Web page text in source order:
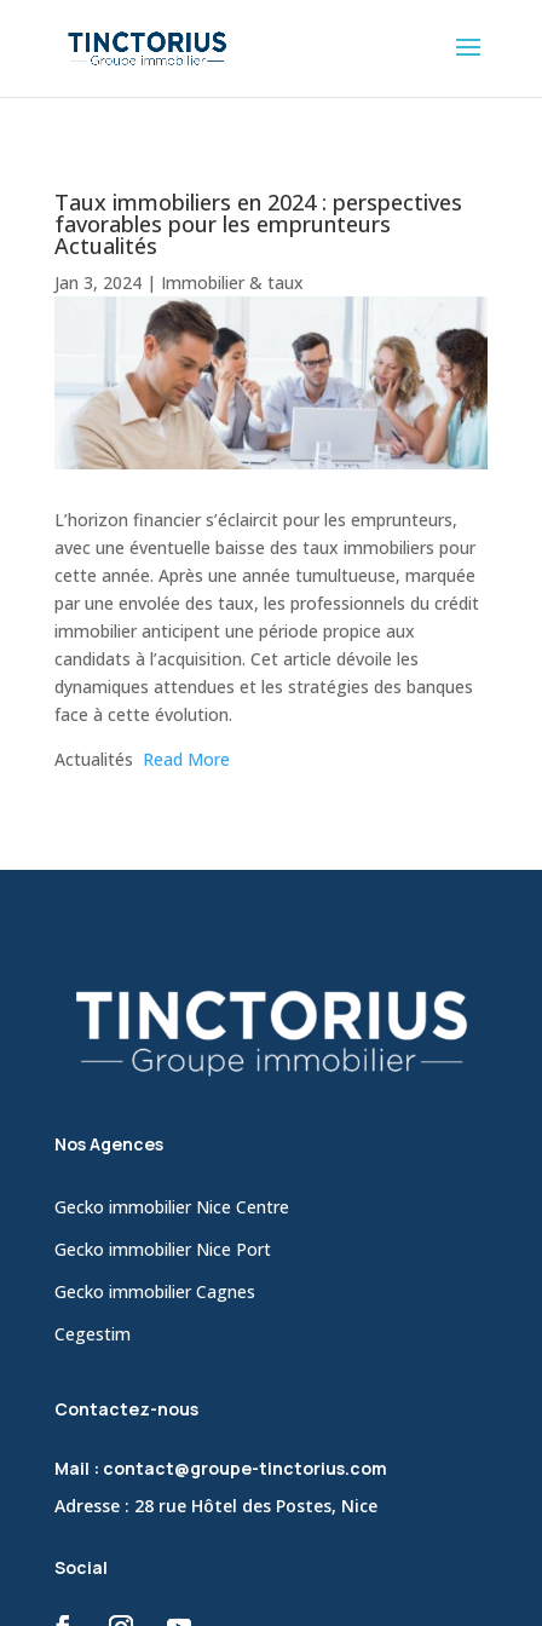
Taux immobiliers en 2024 : perspectives
favorables pour les emprunteurs
Actualités
Jan 3, 2024| Immobilier & taux
L’horizon financier s’éclaircit pour les emprunteurs,
avec une éventuelle baisse des taux immobiliers pour
cette année. Après une année tumultueuse, marquée
par une envolée des taux, les professionnels du crédit
immobilier anticipent une période propice aux
candidats à l’acquisition. Cet article dévoile les
dynamiques attendues et les stratégies des banques
face à cette évolution.
​Actualités Read More
Nos Agences
Gecko immobilier Nice Centre
Gecko immobilier Nice Port
Gecko immobilier Cagnes
Cegestim
Contactez-nous
Mail : contact@groupe-tinctorius.com
Adresse : 28 rue Hôtel des Postes, Nice
Social